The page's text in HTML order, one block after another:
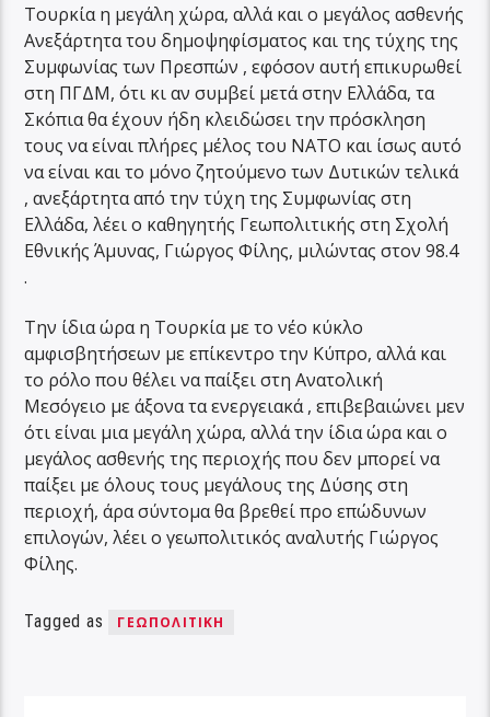
Τουρκία η μεγάλη χώρα, αλλά και ο μεγάλος ασθενής
Ανεξάρτητα του δημοψηφίσματος και της τύχης της
Συμφωνίας των Πρεσπών , εφόσον αυτή επικυρωθεί
στη ΠΓΔΜ, ότι κι αν συμβεί μετά στην Ελλάδα, τα
Σκόπια θα έχουν ήδη κλειδώσει την πρόσκληση
τους να είναι πλήρες μέλος του ΝΑΤΟ και ίσως αυτό
να είναι και το μόνο ζητούμενο των Δυτικών τελικά
, ανεξάρτητα από την τύχη της Συμφωνίας στη
Ελλάδα, λέει ο καθηγητής Γεωπολιτικής στη Σχολή
Εθνικής Άμυνας, Γιώργος Φίλης, μιλώντας στον 98.4
.
Την ίδια ώρα η Τουρκία με το νέο κύκλο
αμφισβητήσεων με επίκεντρο την Κύπρο, αλλά και
το ρόλο που θέλει να παίξει στη Ανατολική
Μεσόγειο με άξονα τα ενεργειακά , επιβεβαιώνει μεν
ότι είναι μια μεγάλη χώρα, αλλά την ίδια ώρα και ο
μεγάλος ασθενής της περιοχής που δεν μπορεί να
παίξει με όλους τους μεγάλους της Δύσης στη
περιοχή, άρα σύντομα θα βρεθεί προ επώδυνων
επιλογών, λέει ο γεωπολιτικός αναλυτής Γιώργος
Φίλης.
Tagged as ΓΕΩΠΟΛΙΤΙΚΉ